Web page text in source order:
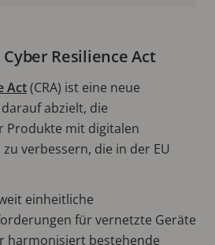
Resilience Act
Act(CRA) ist eine neue
abzielt, die
Produkte mit digitalen
verbessern, die in der EU
einheitliche
für vernetzte Geräte
harmonisiert bestehende